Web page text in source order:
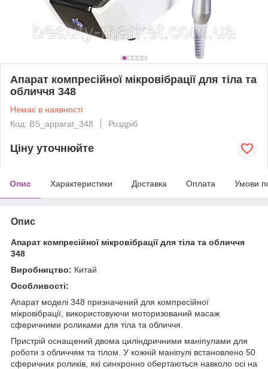
Апарат компресійної мікровібрації для тіла та
обличчя 348
Немає в наявності
Код: BS_apparat_348
Роздріб
Ціну уточнюйте
Опис Характеристики Доставка Оплата Умови
Опис
Апарат компресійної мікровібрації для тіла та обличчя
348
Виробництво: Китай
Особливості:
Апарат моделі 348 призначений для компресійної
мікровібрації, використовуючи моторизований масаж
сферичними роликами для тіла та обличчя.
Пристрій оснащений двома циліндричними маніпулами для
роботи з обличчям та тілом. У кожній маніпулі встановлено 50
сферичних роликів, які синхронно обертаються навколо осі на